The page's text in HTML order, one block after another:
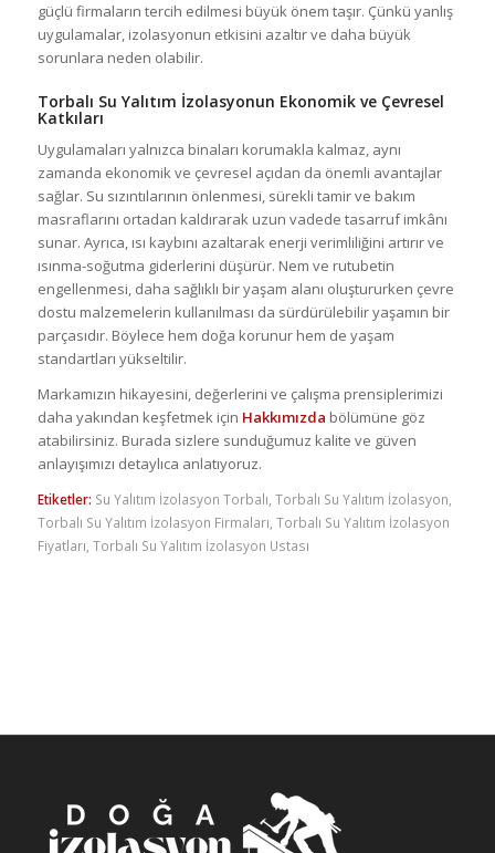
güçlü firmaların tercih edilmesi büyük önem taşır. Çünkü yanlış
uygulamalar, izolasyonun etkisini azaltır ve daha büyük
sorunlara neden olabilir.
Torbalı Su Yalıtım İzolasyonun Ekonomik ve Çevresel
Katkıları
Uygulamaları yalnızca binaları korumakla kalmaz, aynı
zamanda ekonomik ve çevresel açıdan da önemli avantajlar
sağlar. Su sızıntılarının önlenmesi, sürekli tamir ve bakım
masraflarını ortadan kaldırarak uzun vadede tasarruf imkânı
sunar. Ayrıca, ısı kaybını azaltarak enerji verimliliğini artırır ve
ısınma-soğutma giderlerini düşürür. Nem ve rutubetin
engellenmesi, daha sağlıklı bir yaşam alanı oluştururken çevre
dostu malzemelerin kullanılması da sürdürülebilir yaşamın bir
parçasıdır. Böylece hem doğa korunur hem de yaşam
standartları yükseltilir.
Markamızın hikayesini, değerlerini ve çalışma prensiplerimizi
daha yakından keşfetmek için Hakkımızda bölümüne göz
atabilirsiniz. Burada sizlere sunduğumuz kalite ve güven
anlayışımızı detaylıca anlatıyoruz.
Etiketler: Su Yalıtım İzolasyon Torbalı, Torbalı Su Yalıtım İzolasyon,
Torbalı Su Yalıtım İzolasyon Firmaları, Torbalı Su Yalıtım İzolasyon
Fiyatları, Torbalı Su Yalıtım İzolasyon Ustası